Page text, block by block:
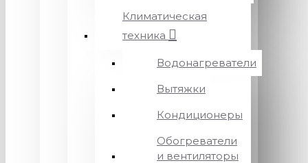
Климатическая
техника
Водонагреватели
Вытяжки
Кондиционеры
Обогреватели
и вентиляторы